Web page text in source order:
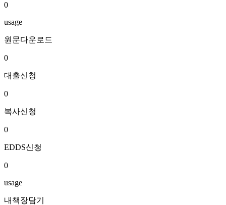
0
usage
원문다운로드
0
대출신청
0
복사신청
0
EDDS신청
0
usage
내책장담기